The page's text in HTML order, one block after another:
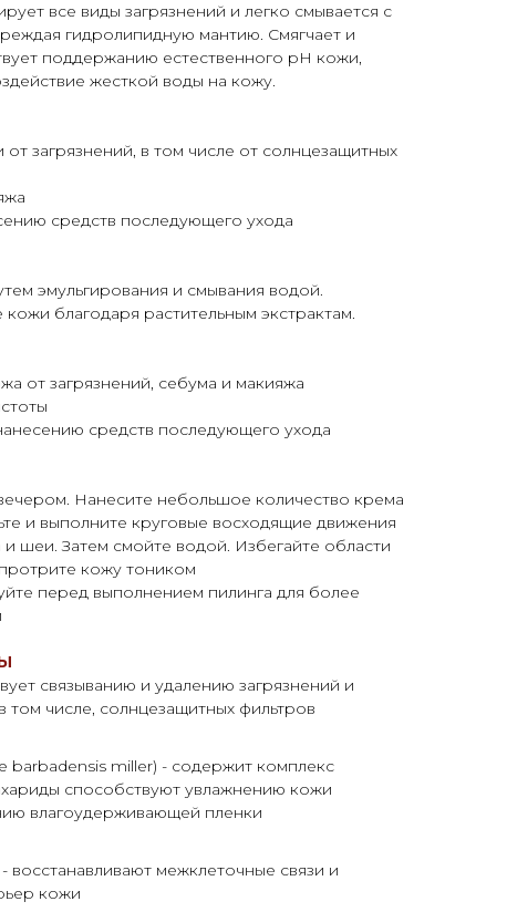
все виды загрязнений и легко смывается с
гидролипидную мантию. Смягчает и
поддержанию естественного рН кожи,
жесткой воды на кожу.
загрязнений, в том числе от солнцезащитных
средств последующего ухода
эмульгирования и смывания водой.
благодаря растительным экстрактам.
от загрязнений, себума и макияжа
средств последующего ухода
Нанесите небольшое количество крема
и выполните круговые восходящие движения
шеи. Затем смойте водой. Избегайте области
кожу тоником
перед выполнением пилинга для более
связыванию и удалению загрязнений и
том числе, солнцезащитных фильтров
barbadensis miller) - содержит комплекс
способствуют увлажнению кожи
влагоудерживающей пленки
межклеточные связи и
кожи